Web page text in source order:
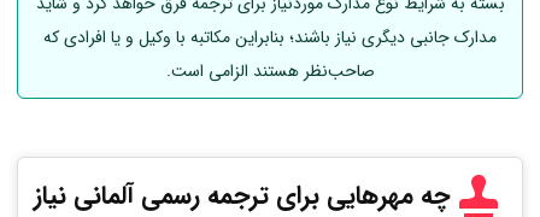
مدارک جانبی دیگری نیاز باشند؛ بنابراین مکاتبه با وکیل و یا افرادی که
صاحب‌نظر هستند الزامی است.
چه مهرهایی برای ترجمه رسمیآلمانی نیاز